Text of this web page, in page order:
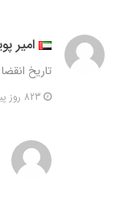
امیر
تاریخ